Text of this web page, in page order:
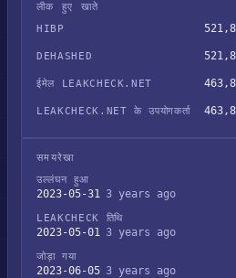
लीक हुए खाते
HIBP
DEHASHED
ईमेल LEAKCHECK.NET
LEAKCHECK.NET के उपयोगकर्ता
समयरेखा
उल्लंघन हुआ
2023-05-31 3 years ago
LEAKCHECK तिथि
2023-05-01 3 years ago
जोड़ा गया
2023-06-05 3 years ago